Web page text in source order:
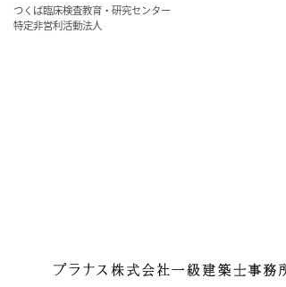
つくば臨床検査教育・研究センター
特定非営利活動法人